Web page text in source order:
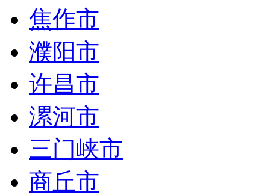
焦作市
濮阳市
许昌市
漯河市
三门峡市
商丘市